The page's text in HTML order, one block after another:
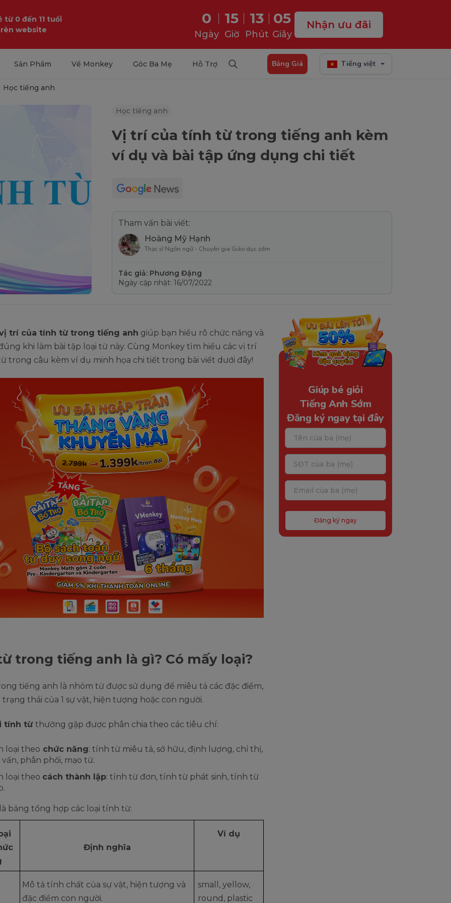
0 đến 11 tuổi
website
0
Ngày
15
Giờ
13
Phút
04
Giây
Nhận ưu đãi
Sản Phẩm Về Monkey Góc Ba Mẹ Hỗ Trợ Bảng Giá Tiếng việt
Học tiếng anh
Học tiếng anh
Vị trí của tính từ trong tiếng anh kèm
ví dụ và bài tập ứng dụng chi tiết
Tham vấn bài viết:
Hoàng Mỹ Hạnh
Thạc sĩ Ngôn ngữ - Chuyên gia Giáo dục sớm
Tác giả: Phương Đặng
Ngày cập nhật: 16/07/2022
trí của tính từ trong tiếng anh giúp bạn hiểu rõ chức năng và
khi làm bài tập loại từ này. Cùng Monkey tìm hiểu các vị trí
trong câu kèm ví dụ minh họa chi tiết trong bài viết dưới đây!
trong tiếng anh là gì? Có mấy loại?
tiếng anh là nhóm từ được sử dụng để miêu tả các đặc điểm,
thái của 1 sự vật, hiện tượng hoặc con người.
tính từ thường gặp được phân chia theo các tiêu chí:
loại theo chức năng: tính từ miêu tả, sở hữu, định lượng, chỉ thị,
phân phối, mạo từ.
loại theo cách thành lập: tính từ đơn, tính từ phát sinh, tính từ
bảng tổng hợp các loại tính từ:
Định nghĩa
Ví dụ
Mô tả tính chất của sự vật, hiện tượng và
đặc điểm con người.
small, yellow,
round, plastic
Giúp bé giỏi
Tiếng Anh Sớm
Đăng ký ngay tại đây
Đăng ký ngay